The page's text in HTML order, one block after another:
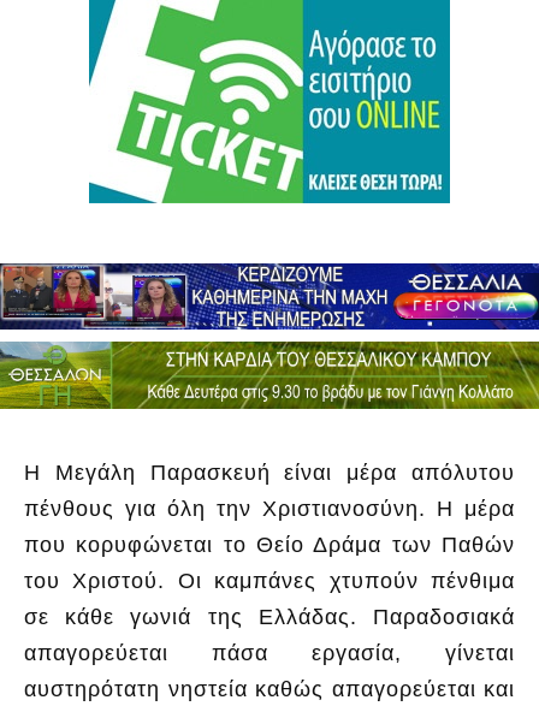
Η Μεγάλη Παρασκευή είναι μέρα απόλυτου
πένθους για όλη την Χριστιανοσύνη. Η μέρα
που κορυφώνεται το Θείο Δράμα των Παθών
του Χριστού. Οι καμπάνες χτυπούν πένθιμα
σε κάθε γωνιά της Ελλάδας. Παραδοσιακά
απαγορεύεται πάσα εργασία, γίνεται
αυστηρότατη νηστεία καθώς απαγορεύεται και